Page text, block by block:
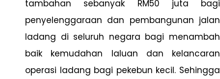
tambahan sebanyak RM50 juta bagi
penyelenggaraan dan pembangunan jalan
ladang di seluruh negara bagi menambah
baik kemudahan laluan dan kelancaran
operasi ladang bagi pekebun kecil. Sehingga